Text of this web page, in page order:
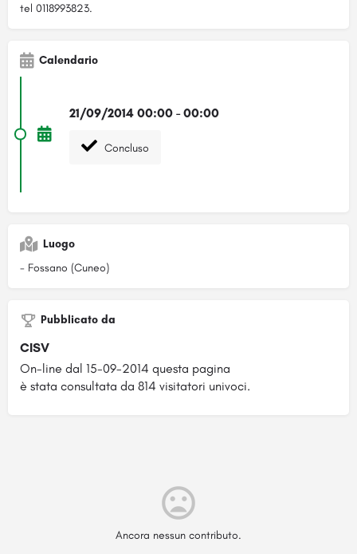
tel 0118993823.
Calendario
21/09/2014 00:00 - 00:00
Concluso
Luogo
- Fossano (Cuneo)
Pubblicato da
CISV
On-line dal 15-09-2014 questa pagina
è stata consultata da 814 visitatori univoci.
Ancora nessun contributo.